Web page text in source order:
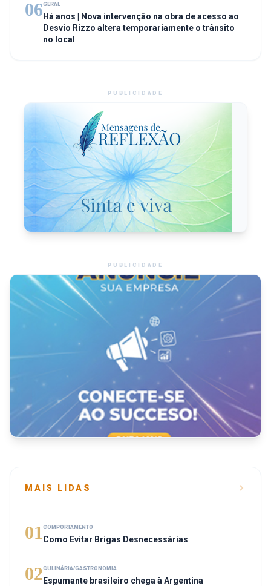
06GERAL
Há anos | Nova intervenção na obra de acesso ao
Desvio Rizzo altera temporariamente o trânsito
no local
PUBLICIDADE
PUBLICIDADE
MAIS LIDAS
01 COMPORTAMENTO
Como Evitar Brigas Desnecessárias
02CULINÁRIA/GASTRONOMIA
Espumante brasileiro chega à Argentina